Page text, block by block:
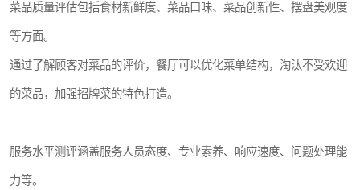
菜品质量评估包括食材新鲜度、菜品口味、菜品创新性、摆盘美观度
等方面。
通过了解顾客对菜品的评价，餐厅可以优化菜单结构，淘汰不受欢迎
的菜品，加强招牌菜的特色打造。
服务水平测评涵盖服务人员态度、专业素养、响应速度、问题处理能
力等。